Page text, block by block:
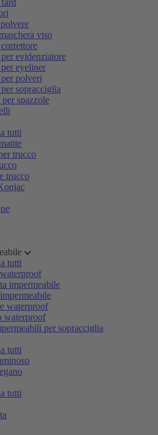
viso
evidenziatore
eyeliner
polveri
sopracciglia
per spazzole
tutti
trucco
trucco
tutti
impermeabile
waterproof
waterproof
per sopracciglia
tutti
tutti